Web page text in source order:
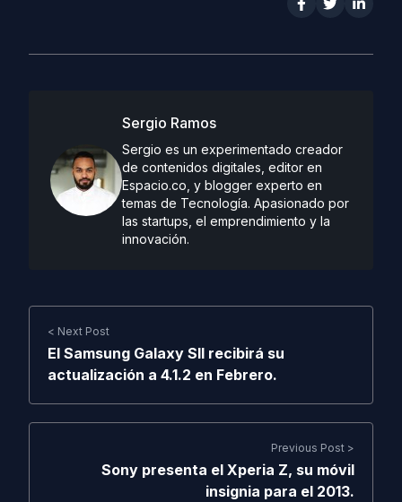
Sergio Ramos
Sergio es un experimentado creador
de contenidos digitales, editor en
Espacio.co, y blogger experto en
temas de Tecnología. Apasionado por
las startups, el emprendimiento y la
innovación.
< Next Post
El Samsung Galaxy Sll recibirá su
actualización a 4.1.2 en Febrero.
Previous Post >
Sony presenta el Xperia Z, su móvil
insignia para el 2013.